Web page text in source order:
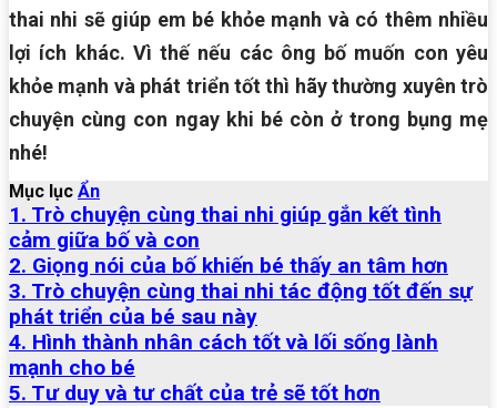
thai nhi sẽ giúp em bé khỏe mạnh và có thêm nhiều
lợi ích khác. Vì thế nếu các ông bố muốn con yêu
khỏe mạnh và phát triển tốt thì hãy thường xuyên trò
chuyện cùng con ngay khi bé còn ở trong bụng mẹ
nhé!
Mục lục Ẩn
1. Trò chuyện cùng thai nhi giúp gắn kết tình
cảm giữa bố và con
2. Giọng nói của bố khiến bé thấy an tâm hơn
3. Trò chuyện cùng thai nhi tác động tốt đến sự
phát triển của bé sau này
4. Hình thành nhân cách tốt và lối sống lành
mạnh cho bé
5. Tư duy và tư chất của trẻ sẽ tốt hơn